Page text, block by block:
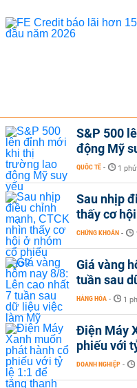
S&P 500
động Mỹ
QUỐC TẾ - 1
Sau nhịp
thấy cơ
CHỨNG KHOÁN -
Giá vàng
tuần sau
HÀNG HÓA - 1
Điện Máy
phiếu với
DOANH NGHIỆP -